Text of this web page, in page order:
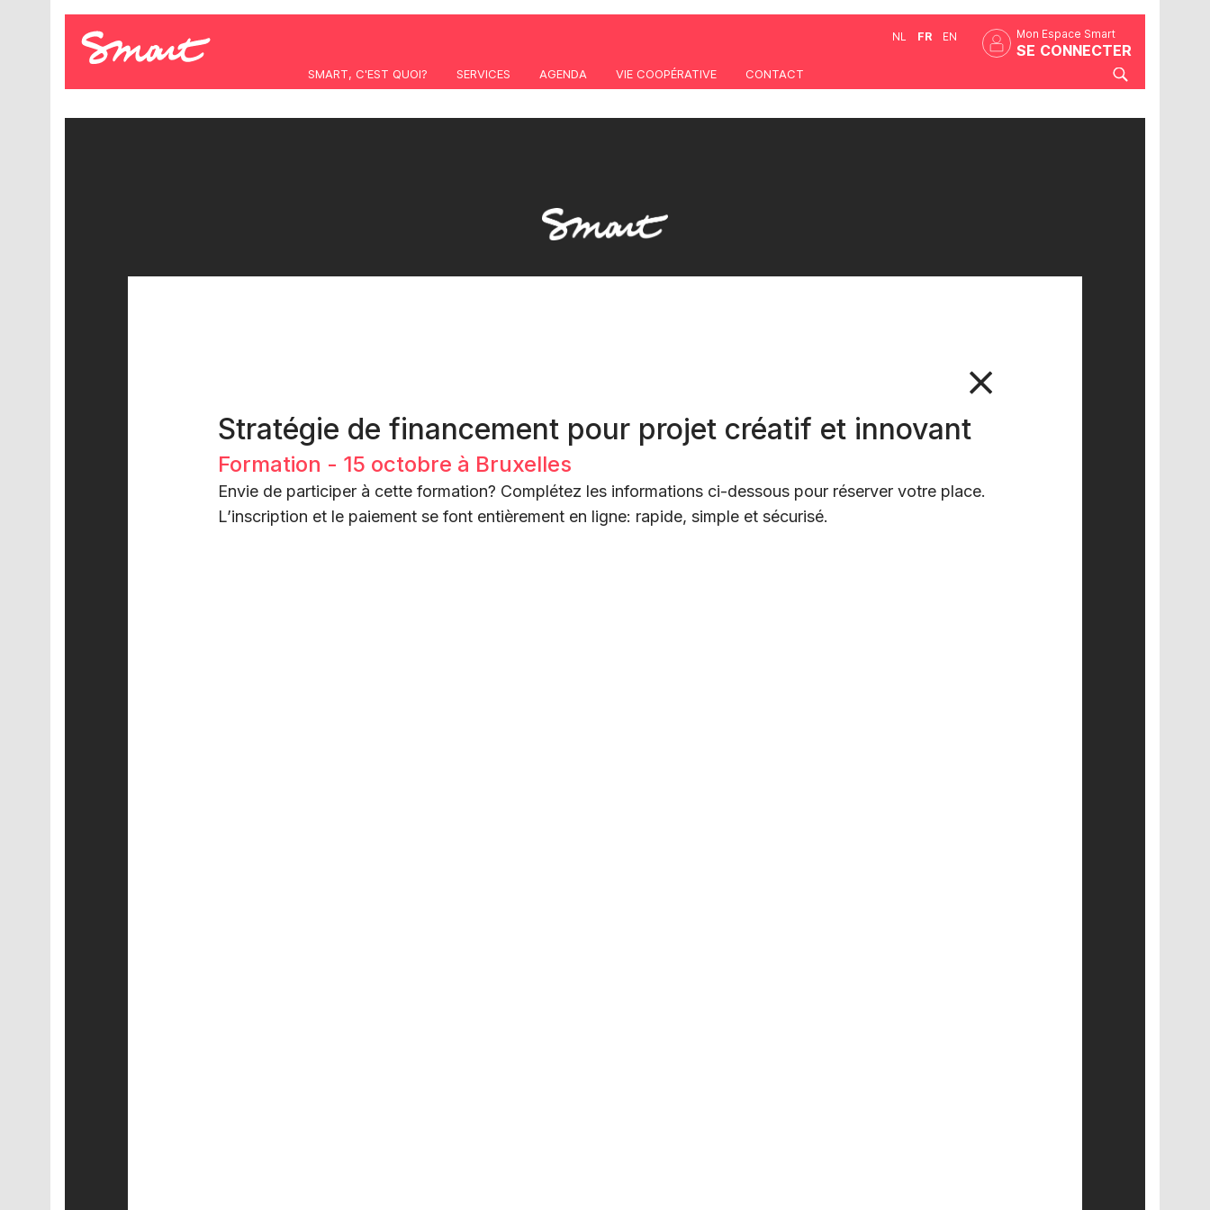
Mon Espace Smart
SE CONNECTER
NL FR EN
SMART, C'EST QUOI? SERVICES AGENDA VIE COOPÉRATIVE CONTACT
Stratégie de financement pour projet créatif et innovant
Formation - 15 octobre à Bruxelles
Envie de participer à cette formation? Complétez les informations ci-dessous pour réserver votre place.
L’inscription et le paiement se font entièrement en ligne: rapide, simple et sécurisé.